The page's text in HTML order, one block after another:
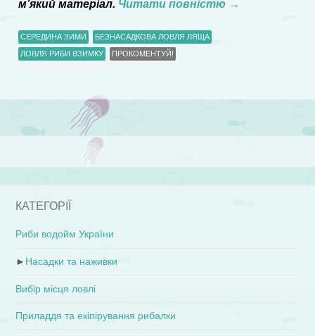
м’який матеріал. Читати повністю →
СЕРЕДИНА ЗИМИ
БЕЗНАСАДКОВА ЛОВЛЯ ЛЯЩА
ЛОВЛЯ РИБИ ВЗИМКУ
ПРОКОМЕНТУЙ!
КАТЕГОРІЇ
Риби водойм України
► Насадки та наживки
Вибір місця ловлі
Приладдя та екіпірування рибалки